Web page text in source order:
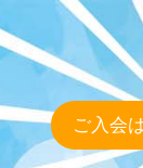
ご入会